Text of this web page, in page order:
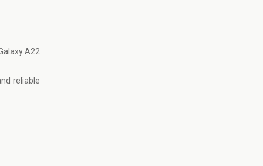
A22
reliable